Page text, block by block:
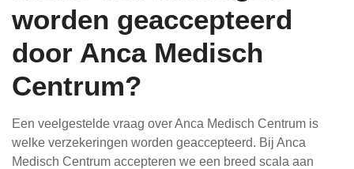
worden geaccepteerd
door Anca Medisch
Centrum?
Een veelgestelde vraag over Anca Medisch Centrum is
welke verzekeringen worden geaccepteerd. Bij Anca
Medisch Centrum accepteren we een breed scala aan